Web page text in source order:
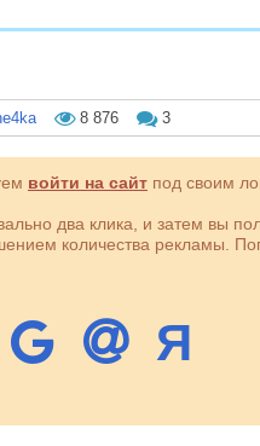
8 876 3
войти на сайт под своим
два клика, и затем вы
количества рекламы.